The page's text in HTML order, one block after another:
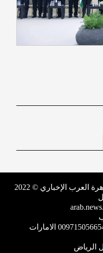
الإخباري © 2022
الرياض